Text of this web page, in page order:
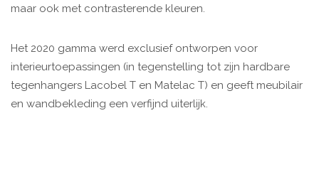
maar ook met contrasterende kleuren.
Het 2020 gamma werd exclusief ontworpen voor
interieurtoepassingen (in tegenstelling tot zijn hardbare
tegenhangers Lacobel T en Matelac T) en geeft meubilair
en wandbekleding een verfijnd uiterlijk.